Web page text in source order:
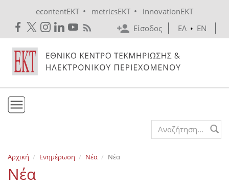
econtentEKT • metricsEKT •
innovationEKT
Είσοδος
ΕΛ • EN
Εκδόσεις
Ενημέρωση
Search form
Αρχική Ενημέρωση Νέα Νέα
Νέα